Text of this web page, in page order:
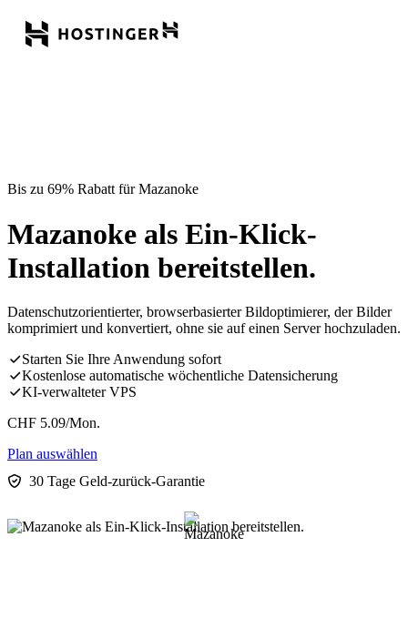
Bis zu 69% Rabatt für Mazanoke
Mazanoke als Ein-Klick-
Installation bereitstellen.
Datenschutzorientierter, browserbasierter Bildoptimierer, der Bilder
komprimiert und konvertiert, ohne sie auf einen Server hochzuladen.
Starten Sie Ihre Anwendung sofort
Kostenlose automatische wöchentliche Datensicherung
KI-verwalteter VPS
CHF 5.09/Mon.
Plan auswählen
30 Tage Geld-zurück-Garantie